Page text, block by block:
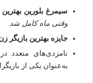
سیمرغ بلورین
وقتی ماه کامل شد
جایزه بهترین
نامزدی‌های متعدد
به‌عنوان یکی از